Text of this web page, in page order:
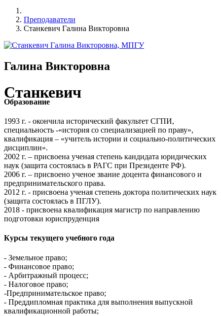
Преподаватели
Станкевич Галина Викторовна
Галина Викторовна
Станкевич
Образование
1993 г. - окончила исторический факультет СГПИ,
специальность -«история со специализацией по праву»,
квалификация – «учитель истории и социально-политических
дисциплин».
2002 г. – присвоена ученая степень кандидата юридических
наук (защита состоялась в РАГС при Президенте РФ).
2006 г. – присвоено ученое звание доцента финансового и
предпринимательского права.
2012 г. - присвоена ученая степень доктора политических наук
(защита состоялась в ПГЛУ).
2018 - присвоена квалификация магистр по направлению
подготовки юриспруденция
Курсы текущего учебного года
- Земельное право;
- Финансовое право;
- Арбитражный процесс;
- Налоговое право;
-Предпринимательское право;
- Преддипломная практика для выполнения выпускной
квалификационной работы;